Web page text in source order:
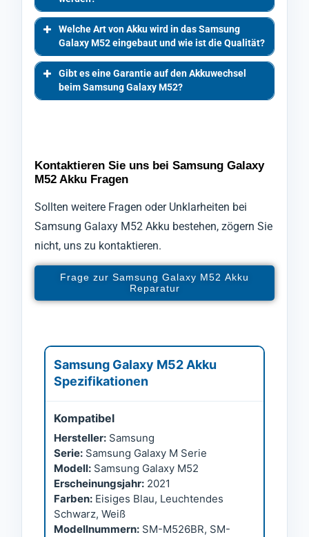
Welche Art von Akku wird in das Samsung
Galaxy M52 eingebaut und wie ist die Qualität?
Gibt es eine Garantie auf den Akkuwechsel
beim Samsung Galaxy M52?
Kontaktieren Sie uns bei Samsung Galaxy
M52 Akku Fragen
Sollten weitere Fragen oder Unklarheiten bei
Samsung Galaxy M52 Akku bestehen, zögern Sie
nicht, uns zu kontaktieren.
Frage zur Samsung Galaxy M52 Akku
Reparatur
Samsung Galaxy M52 Akku
Spezifikationen
Kompatibel
Hersteller: Samsung
Serie: Samsung Galaxy M Serie
Modell: Samsung Galaxy M52
Erscheinungsjahr: 2021
Farben: Eisiges Blau, Leuchtendes
Schwarz, Weiß
Modellnummern: SM-M526BR, SM-